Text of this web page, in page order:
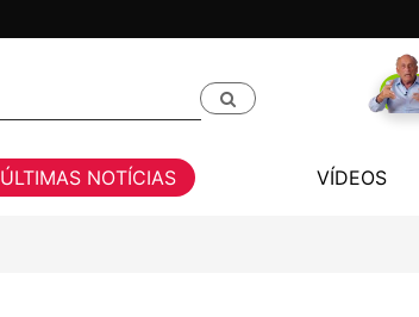
ÚLTIMAS NOTÍCIAS VÍDEOS